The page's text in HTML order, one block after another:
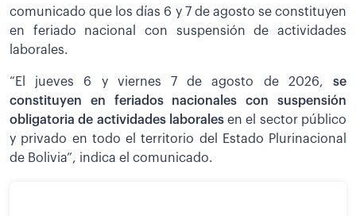
comunicado que los días 6 y 7 de agosto se constituyen
en feriado nacional con suspensión de actividades
laborales.
“El jueves 6 y viernes 7 de agosto de 2026, se
constituyen en feriados nacionales con suspensión
obligatoria de actividades laboralesen el sector público
y privado en todo el territorio del Estado Plurinacional
de Bolivia”, indica el comunicado.